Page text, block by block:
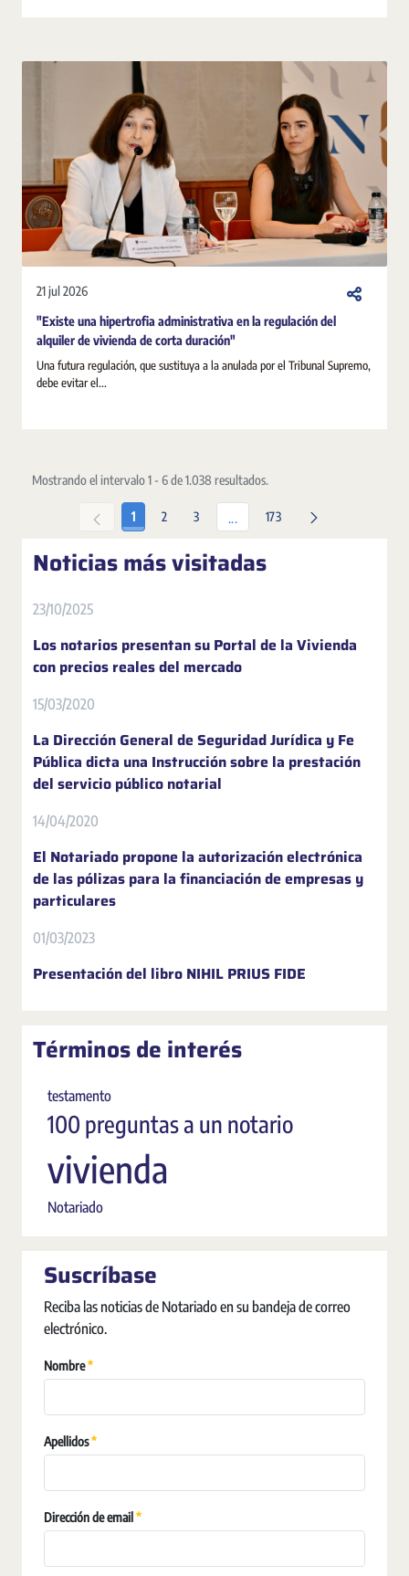
21 jul 2026
"Existe una hipertrofia administrativa en la regulación del
alquiler de vivienda de corta duración"
Una futura regulación, que sustituya a la anulada por el Tribunal Supremo,
debe evitar el...
Mostrando el intervalo 1 - 6 de 1.038 resultados.
Página
1 Página
2 Página
3 ... Páginas intermedias Use TAB
Página
173
Noticias más visitadas
23/10/2025
Los notarios presentan su Portal de la Vivienda
con precios reales del mercado
15/03/2020
La Dirección General de Seguridad Jurídica y Fe
Pública dicta una Instrucción sobre la prestación
del servicio público notarial
14/04/2020
El Notariado propone la autorización electrónica
de las pólizas para la financiación de empresas y
particulares
01/03/2023
Presentación del libro NIHIL PRIUS FIDE
Términos de interés
testamento
100 preguntas a un notario
vivienda
Notariado
Suscríbase
Reciba las noticias de Notariado en su bandeja de correo
electrónico.
Nombre Requerido
Apellidos Requerido
Dirección de email Requerido